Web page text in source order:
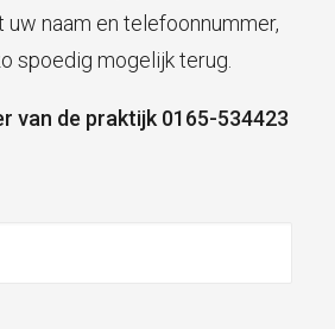
uw naam en telefoonnummer,
spoedig mogelijk terug.
van de praktijk 0165-534423